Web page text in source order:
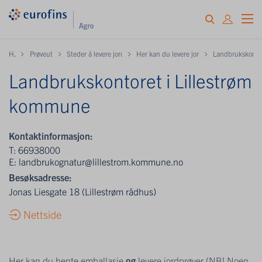
H
ome Prøveuttak og innleveringSteder å levere jordprøver samt hente gratis emballasje
Her kan du levere jordprøver og / eller
Landbrukskontoret i Lillestrøm
kommune
Kontaktinformasjon:
T: 66938000
E: landbrukognatur@lillestrom.kommune.no
Besøksadresse:
Jonas Liesgate 18 (Lillestrøm rådhus)
Nettside